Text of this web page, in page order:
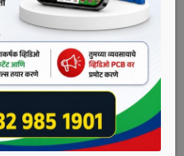
शकते. गतवर्षी आजच्या तारखेला
यंदा 7.61 टक्के पाणीसाठा
गावांचा पाण्याचा मुख्य स्रोत
एका दिवसाला 510
करण्यासाठी पवना